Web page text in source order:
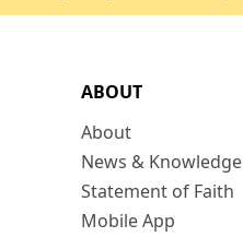
ABOUT
About
News & Knowledge
Statement of Faith
Mobile App